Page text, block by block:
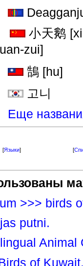
小天鹅
zui]
鵠 [hu]
고니
Еще
[Языки] [
>>> birds
putni.
Animal
of